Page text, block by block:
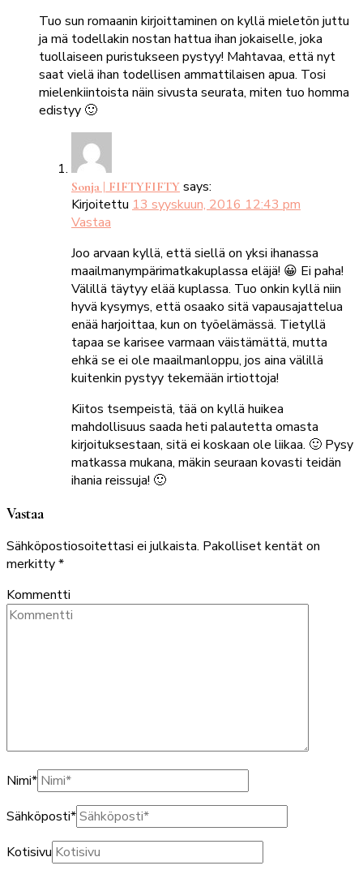
Tuo sun romaanin kirjoittaminen on kyllä mieletön juttu
ja mä todellakin nostan hattua ihan jokaiselle, joka
tuollaiseen puristukseen pystyy! Mahtavaa, että nyt
saat vielä ihan todellisen ammattilaisen apua. Tosi
mielenkiintoista näin sivusta seurata, miten tuo homma
edistyy 🙂
Sonja | FIFTYFIFTY says:
Kirjoitettu 13 syyskuun, 2016 12:43 pm
Vastaa
Joo arvaan kyllä, että siellä on yksi ihanassa
maailmanympärimatkakuplassa eläjä! 😀 Ei paha!
Välillä täytyy elää kuplassa. Tuo onkin kyllä niin
hyvä kysymys, että osaako sitä vapausajattelua
enää harjoittaa, kun on työelämässä. Tietyllä
tapaa se karisee varmaan väistämättä, mutta
ehkä se ei ole maailmanloppu, jos aina välillä
kuitenkin pystyy tekemään irtiottoja!
Kiitos tsempeistä, tää on kyllä huikea
mahdollisuus saada heti palautetta omasta
kirjoituksestaan, sitä ei koskaan ole liikaa. 🙂 Pysy
matkassa mukana, mäkin seuraan kovasti teidän
ihania reissuja! 🙂
Vastaa
Sähköpostiosoitettasi ei julkaista. Pakolliset kentät on
merkitty*
Kommentti
Nimi*
Sähköposti*
Kotisivu